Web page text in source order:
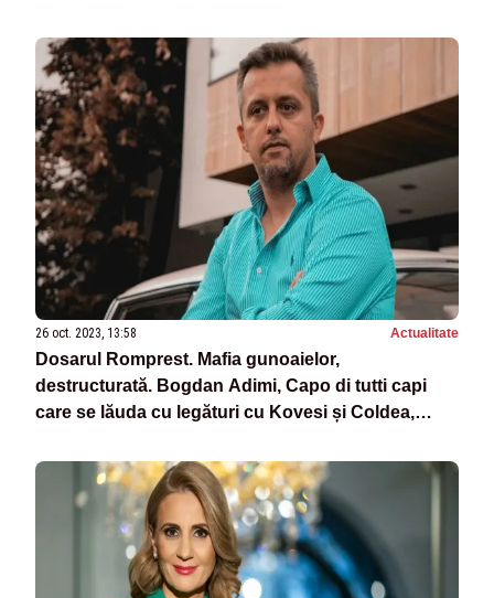
26 oct. 2023, 13:58 Actualitate
Dosarul Romprest. Mafia gunoaielor,
destructurată. Bogdan Adimi, Capo di tutti capi
care se lăuda cu legături cu Kovesi și Coldea,